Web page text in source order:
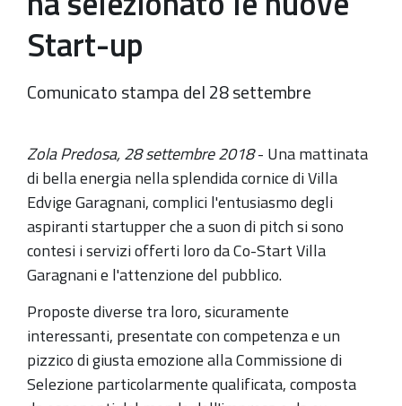
Start-up
Comunicato stampa del 28 settembre
Zola Predosa, 28 settembre 2018- Una mattinata
di bella energia nella splendida cornice di Villa
Edvige Garagnani, complici l'entusiasmo degli
aspiranti startupper che a suon di pitch si sono
contesi i servizi offerti loro da Co-Start Villa
Garagnani e l'attenzione del pubblico.
Proposte diverse tra loro, sicuramente
interessanti, presentate con competenza e un
pizzico di giusta emozione alla Commissione di
Selezione particolarmente qualificata, composta